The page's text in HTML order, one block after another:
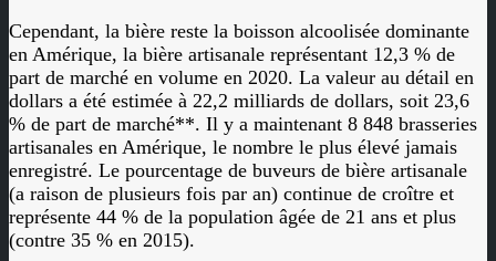
Cependant, la bière reste la boisson alcoolisée dominante
en Amérique, la bière artisanale représentant 12,3 % de
part de marché en volume en 2020. La valeur au détail en
dollars a été estimée à 22,2 milliards de dollars, soit 23,6
% de part de marché**. Il y a maintenant 8 848 brasseries
artisanales en Amérique, le nombre le plus élevé jamais
enregistré. Le pourcentage de buveurs de bière artisanale
(a raison de plusieurs fois par an) continue de croître et
représente 44 % de la population âgée de 21 ans et plus
(contre 35 % en 2015).